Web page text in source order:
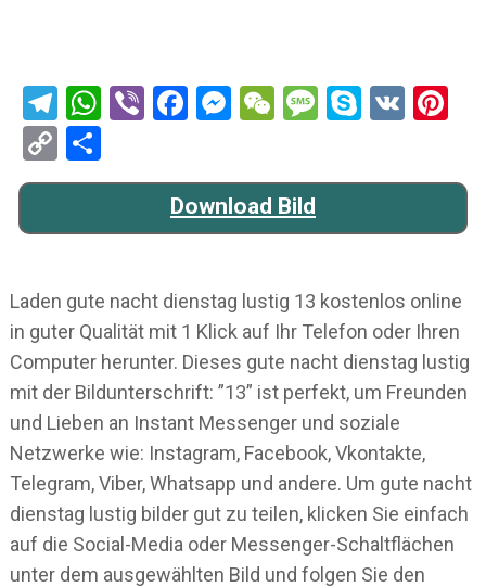
Telegram
WhatsApp
ViberFacebook
Messenger
WeChat
Message
Skype
VK
Copy
Link
Download Bild
Laden gute nacht dienstag lustig 13 kostenlos online
in guter Qualität mit 1 Klick auf Ihr Telefon oder Ihren
Computer herunter. Dieses gute nacht dienstag lustig
mit der Bildunterschrift: ”13” ist perfekt, um Freunden
und Lieben an Instant Messenger und soziale
Netzwerke wie: Instagram, Facebook, Vkontakte,
Telegram, Viber, Whatsapp und andere. Um gute nacht
dienstag lustig bilder gut zu teilen, klicken Sie einfach
auf die Social-Media oder Messenger-Schaltflächen
unter dem ausgewählten Bild und folgen Sie den